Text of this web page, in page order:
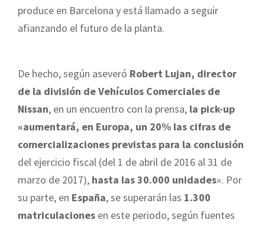
produce en Barcelona y está llamado a seguir
afianzando el futuro de la planta.
De hecho, según aseveró Robert Lujan, director
de la división de Vehículos Comerciales de
Nissan, en un encuentro con la prensa, la pick-up
«aumentará, en Europa, un 20% las cifras de
comercializaciones previstas para la conclusión
del ejercicio fiscal (del 1 de abril de 2016 al 31 de
marzo de 2017), hasta las 30.000 unidades». Por
su parte, en España, se superarán las 1.300
matriculaciones en este periodo, según fuentes